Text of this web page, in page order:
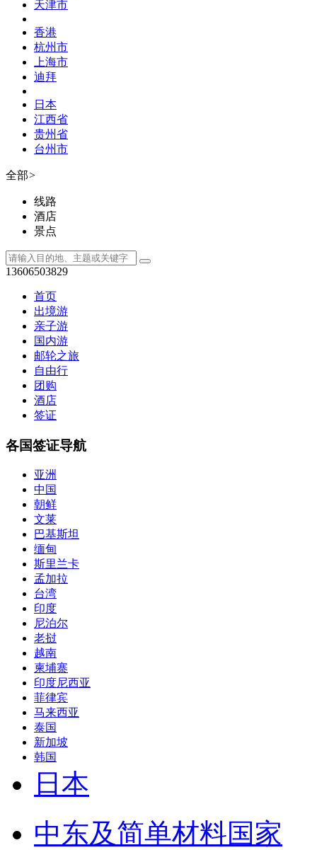
天津市
香港
杭州市
上海市
迪拜
日本
江西省
贵州省
台州市
全部>
线路
酒店
景点
13606503829
首页
出境游
亲子游
国内游
邮轮之旅
自由行
团购
酒店
签证
各国签证导航
亚洲
中国
朝鲜
文莱
巴基斯坦
缅甸
斯里兰卡
孟加拉
台湾
印度
尼泊尔
老挝
越南
柬埔寨
印度尼西亚
菲律宾
马来西亚
泰国
新加坡
韩国
日本
中东及简单材料国家